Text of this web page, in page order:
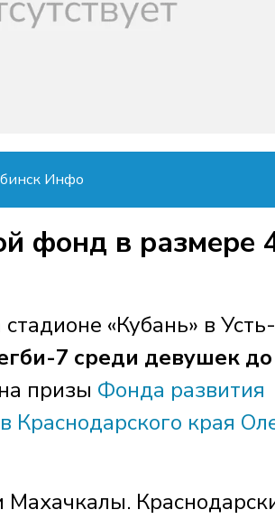
Инфо
фонд в размере
«Кубань» в Усть-
7 среди девушек
на призы Фонда развития
Краснодарского края
Махачкалы.